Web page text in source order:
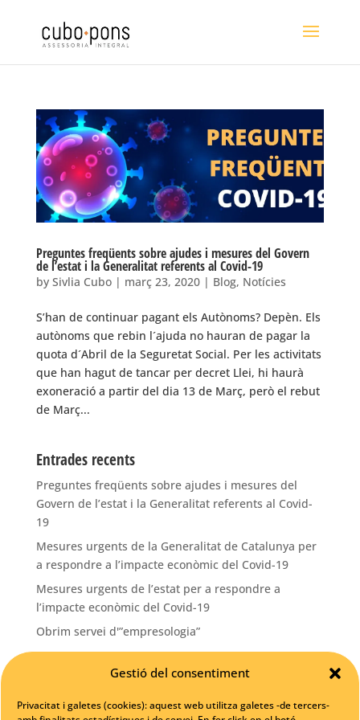
Gestió del consentiment
Privacitat i galetes (cookies): aquest web utilitza galetes -de tercers-
Preguntes freqüents sobre ajudes i mesures del Govern
de l’estat i la Generalitat referents al Covid-19
by Sivlia Cubo| març 23, 2020| Blog, Notícies
S’han de continuar pagant els Autònoms? Depèn. Els
autònoms que rebin l´ajuda no hauran de pagar la
quota d´Abril de la Seguretat Social. Per les activitats
que han hagut de tancar per decret Llei, hi haurà
exoneració a partir del dia 13 de Març, però el rebut
de Març...
Entrades recents
Preguntes freqüents sobre ajudes i mesures del
Govern de l’estat i la Generalitat referents al Covid-
19
Mesures urgents de la Generalitat de Catalunya per
a respondre a l’impacte econòmic del Covid-19
Mesures urgents de l’estat per a respondre a
l’impacte econòmic del Covid-19
Obrim servei d'”empresologia”
La pàgina web del teu negoci? Una gran oportunitat!